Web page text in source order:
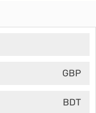
GBP
BDT